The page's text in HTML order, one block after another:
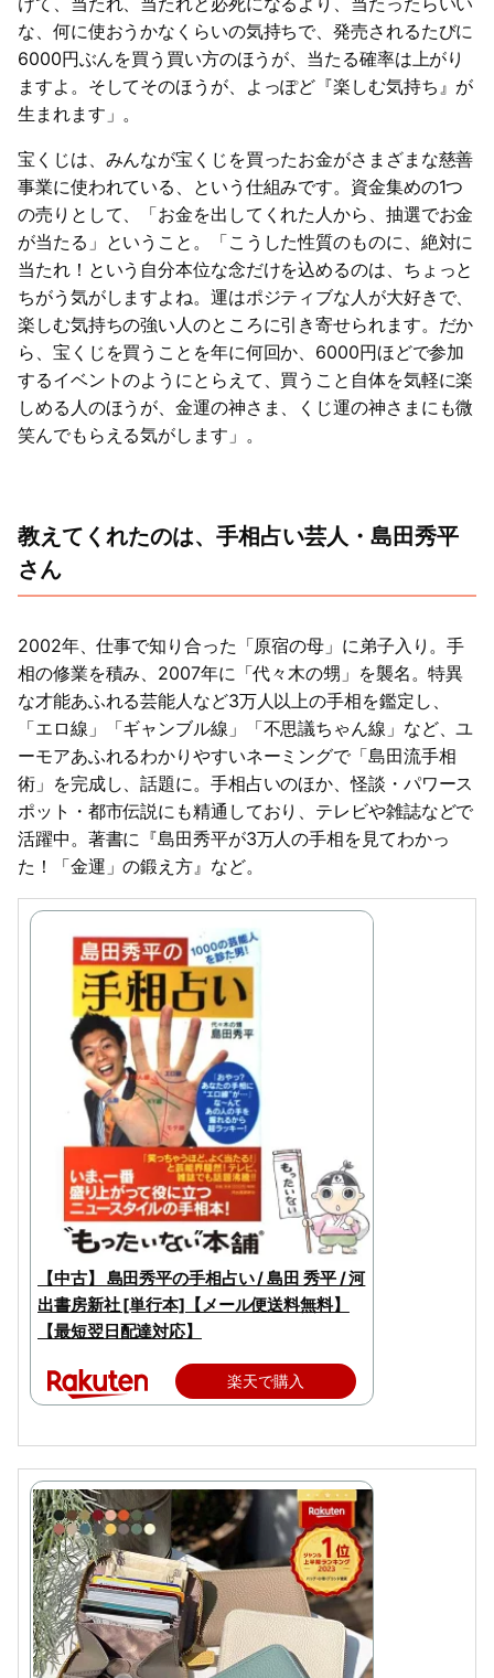
な、何に使おうかなくらいの気持ちで、発売されるたびに
6000円ぶんを買う買い方のほうが、当たる確率は上がり
ますよ。そしてそのほうが、よっぽど『楽しむ気持ち』が
生まれます」。
宝くじは、みんなが宝くじを買ったお金がさまざまな慈善
事業に使われている、という仕組みです。資金集めの1つ
の売りとして、「お金を出してくれた人から、抽選でお金
が当たる」ということ。「こうした性質のものに、絶対に
当たれ！という自分本位な念だけを込めるのは、ちょっと
ちがう気がしますよね。運はポジティブな人が大好きで、
楽しむ気持ちの強い人のところに引き寄せられます。だか
ら、宝くじを買うことを年に何回か、6000円ほどで参加
するイベントのようにとらえて、買うこと自体を気軽に楽
しめる人のほうが、金運の神さま、くじ運の神さまにも微
笑んでもらえる気がします」。
教えてくれたのは、手相占い芸人・島田秀平
さん
2002年、仕事で知り合った「原宿の母」に弟子入り。手
相の修業を積み、2007年に「代々木の甥」を襲名。特異
な才能あふれる芸能人など3万人以上の手相を鑑定し、
「エロ線」「ギャンブル線」「不思議ちゃん線」など、ユ
ーモアあふれるわかりやすいネーミングで「島田流手相
術」を完成し、話題に。手相占いのほか、怪談・パワース
ポット・都市伝説にも精通しており、テレビや雑誌などで
活躍中。著書に『島田秀平が3万人の手相を見てわかっ
た！「金運」の鍛え方』など。
【中古】 島田秀平の手相占い / 島田 秀平 / 河
出書房新社 [単行本]【メール便送料無料】
【最短翌日配達対応】
楽天で購入